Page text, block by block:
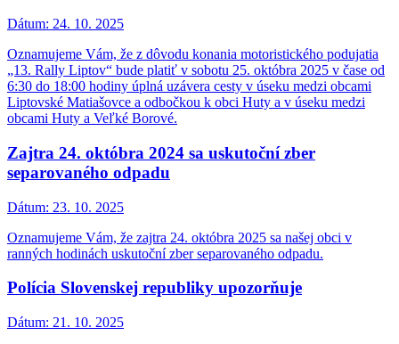
Dátum: 24. 10. 2025
Oznamujeme Vám, že z dôvodu konania motoristického podujatia
„13. Rally Liptov“ bude platiť v sobotu 25. októbra 2025 v čase od
6:30 do 18:00 hodiny úplná uzávera cesty v úseku medzi obcami
Liptovské Matiašovce a odbočkou k obci Huty a v úseku medzi
obcami Huty a Veľké Borové.
Zajtra 24. októbra 2024 sa uskutoční zber
separovaného odpadu
Dátum: 23. 10. 2025
Oznamujeme Vám, že zajtra 24. októbra 2025 sa našej obci v
ranných hodinách uskutoční zber separovaného odpadu.
Polícia Slovenskej republiky upozorňuje
Dátum: 21. 10. 2025